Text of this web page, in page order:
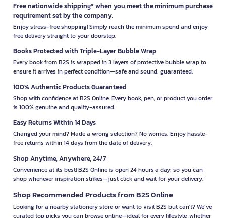
Free nationwide shipping* when you meet the minimum purchase
requirement set by the company.
Enjoy stress-free shopping! Simply reach the minimum spend and enjoy
free delivery straight to your doorstep.
Books Protected with Triple-Layer Bubble Wrap
Every book from B2S is wrapped in 3 layers of protective bubble wrap to
ensure it arrives in perfect condition—safe and sound, guaranteed.
100% Authentic Products Guaranteed
Shop with confidence at B2S Online. Every book, pen, or product you order
is 100% genuine and quality-assured.
Easy Returns Within 14 Days
Changed your mind? Made a wrong selection? No worries. Enjoy hassle-
free returns within 14 days from the date of delivery.
Shop Anytime, Anywhere, 24/7
Convenience at its best! B2S Online is open 24 hours a day, so you can
shop whenever inspiration strikes—just click and wait for your delivery.
Shop Recommended Products from B2S Online
Looking for a nearby stationery store or want to visit B2S but can't? We’ve
curated top picks you can browse online—ideal for every lifestyle, whether